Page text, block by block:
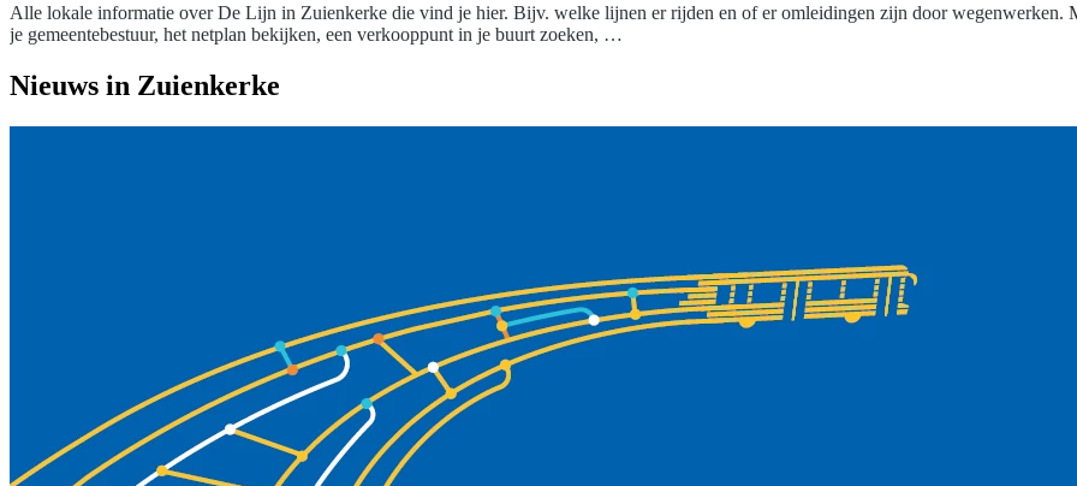
Alle lokale informatie over De Lijn in Zuienkerke die vind je hier. Bijv. welke lijnen er rijden en of er omleidingen zijn door wegenwerken.
je gemeentebestuur, het netplan bekijken, een verkooppunt in je buurt zoeken, …
Nieuws in Zuienkerke